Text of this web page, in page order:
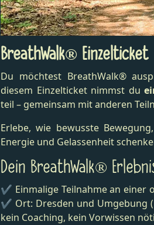
BreathWalk®
Du möchtest BreathWalk®
diesem Einzelticket nimmst du
teil – gemeinsam mit anderen
Erlebe, wie bewusste
Energie und Gelassenheit
Dein BreathWalk®
✔ Einmalige Teilnahme an einer
✔ Ort: Dresden und Umgebung
kein Coaching, kein Vorwissen